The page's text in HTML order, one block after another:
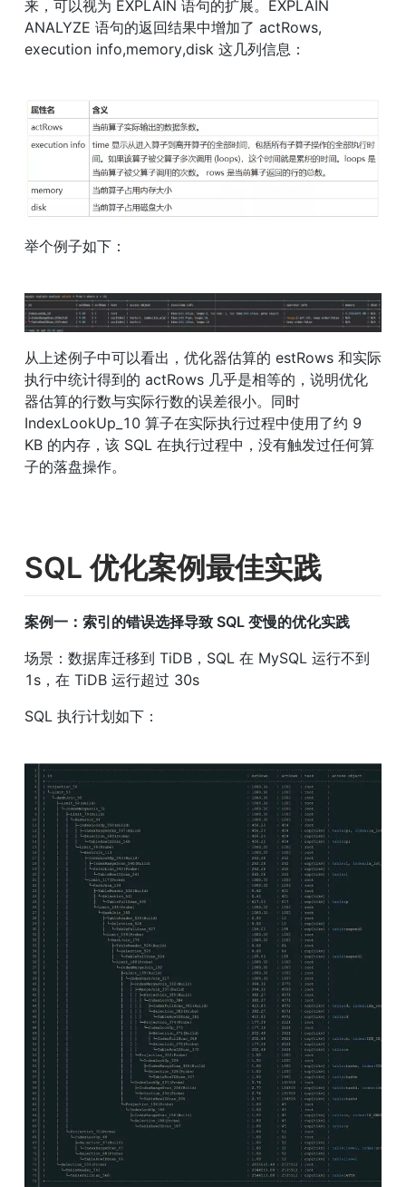
来，可以视为 EXPLAIN 语句的扩展。EXPLAIN
ANALYZE 语句的返回结果中增加了 actRows,
execution info,memory,disk 这几列信息：
举个例子如下：
从上述例子中可以看出，优化器估算的 estRows 和实际
执行中统计得到的 actRows 几乎是相等的，说明优化
器估算的行数与实际行数的误差很小。同时
IndexLookUp_10 算子在实际执行过程中使用了约 9
KB 的内存，该 SQL 在执行过程中，没有触发过任何算
子的落盘操作。
SQL 优化案例最佳实践
案例一：索引的错误选择导致 SQL 变慢的优化实践
场景：数据库迁移到 TiDB，SQL 在 MySQL 运行不到
1s，在 TiDB 运行超过 30s
SQL 执行计划如下：